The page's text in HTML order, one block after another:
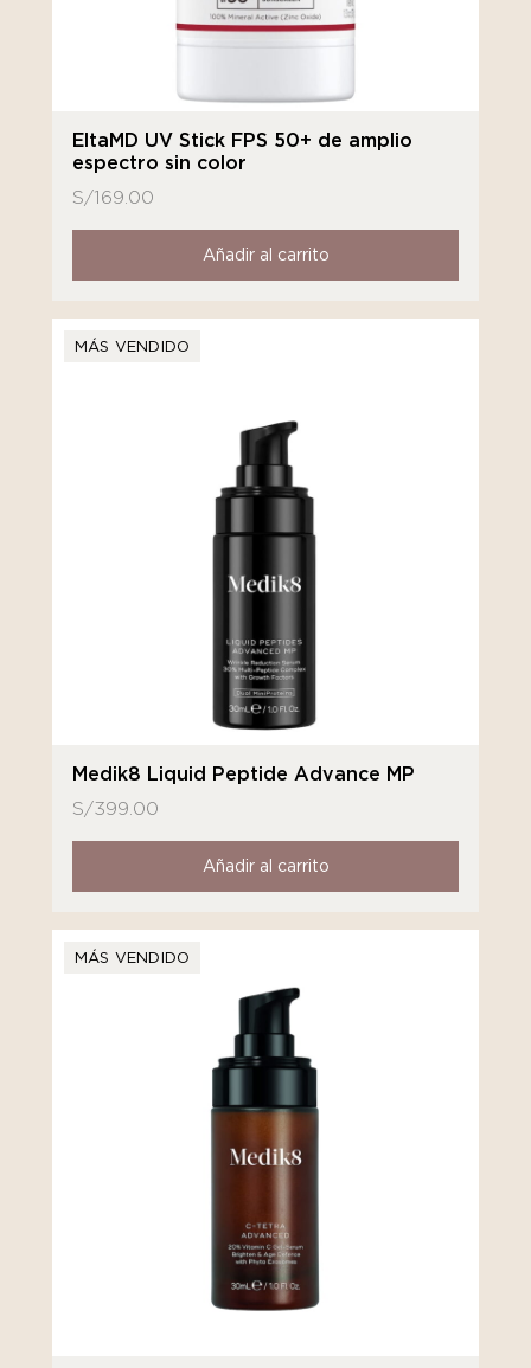
EltaMD UV Stick FPS 50+ de amplio
espectro sin color
S/169.00
Añadir al carrito
MÁS VENDIDO
Medik8 Liquid Peptide Advance MP
S/399.00
Añadir al carrito
MÁS VENDIDO